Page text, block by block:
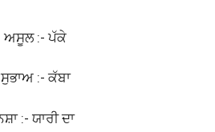
ਅਸੂਲ :- ਪੱਕੇ
ਸੁਭਾਅ :- ਕੱਬਾ
:- ਯਾਰੀ ਦਾ